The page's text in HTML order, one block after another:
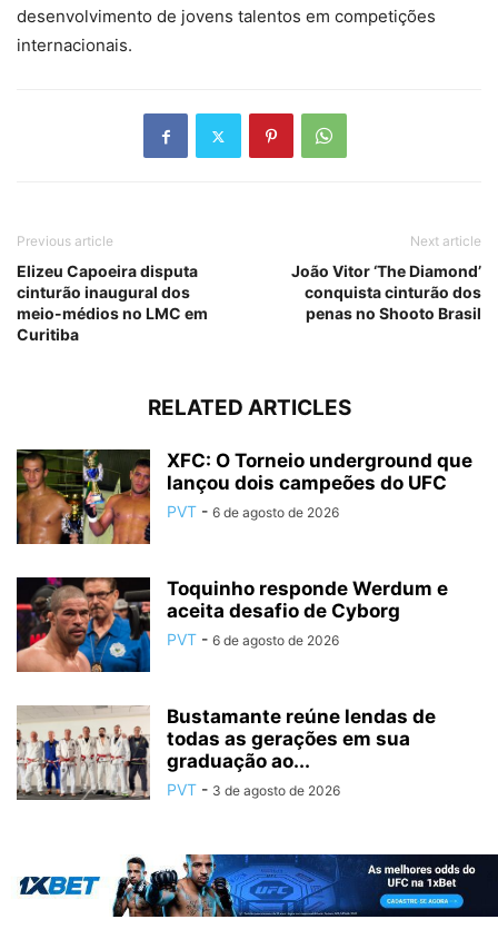
desenvolvimento de jovens talentos em competições
internacionais.
Previous article
Elizeu Capoeira disputa
cinturão inaugural dos
meio-médios no LMC em
Curitiba
Next article
João Vitor ‘The Diamond’
conquista cinturão dos
penas no Shooto Brasil
RELATED ARTICLES
XFC: O Torneio underground que
lançou dois campeões do UFC
PVT - 6 de agosto de 2026
Toquinho responde Werdum e
aceita desafio de Cyborg
PVT - 6 de agosto de 2026
Bustamante reúne lendas de
todas as gerações em sua
graduação ao...
PVT - 3 de agosto de 2026